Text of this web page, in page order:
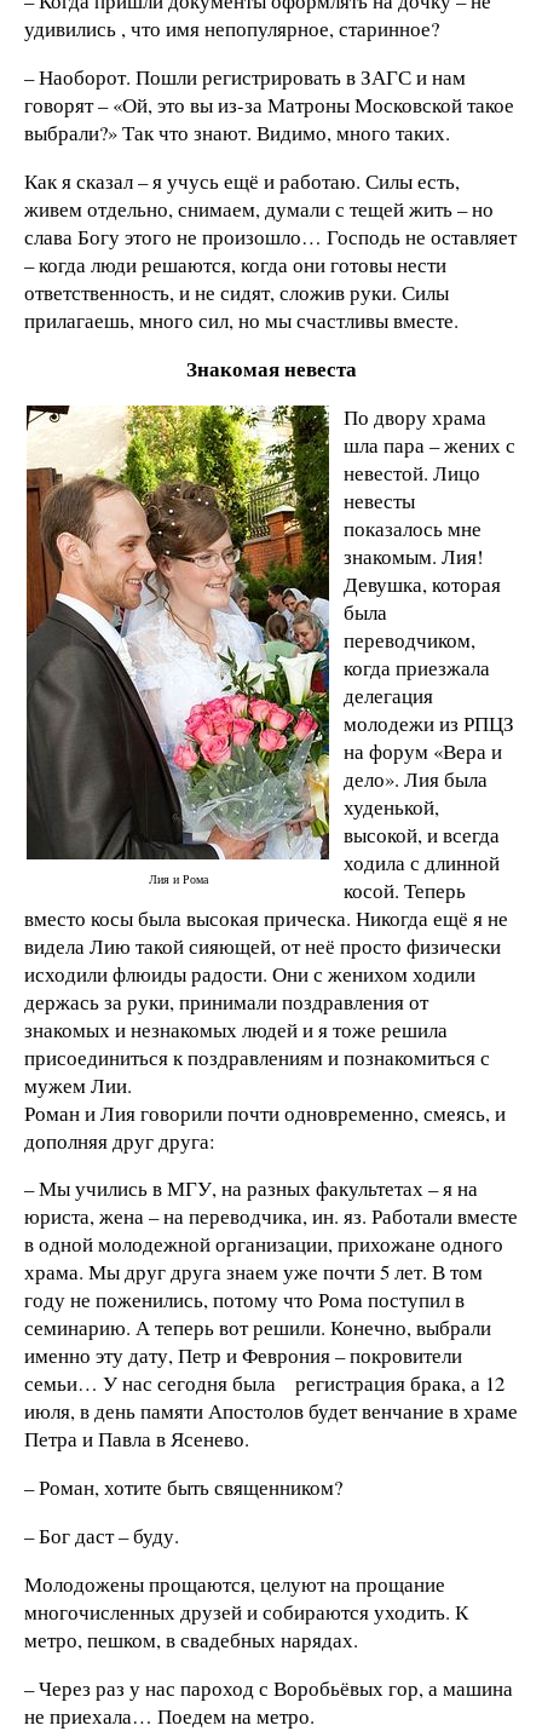
удивились , что имя непопулярное, старинное?
– Наоборот. Пошли регистрировать в ЗАГС и нам
говорят – «Ой, это вы из-за Матроны Московской такое
выбрали?» Так что знают. Видимо, много таких.
Как я сказал – я учусь ещё и работаю. Силы есть,
живем отдельно, снимаем, думали с тещей жить – но
слава Богу этого не произошло… Господь не оставляет
– когда люди решаются, когда они готовы нести
ответственность, и не сидят, сложив руки. Силы
прилагаешь, много сил, но мы счастливы вместе.
Знакомая невеста
Лия и Рома
По двору храма
шла пара – жених с
невестой. Лицо
невесты
показалось мне
знакомым. Лия!
Девушка, которая
была
переводчиком,
когда приезжала
делегация
молодежи из РПЦЗ
на форум «Вера и
дело». Лия была
худенькой,
высокой, и всегда
ходила с длинной
косой. Теперь
вместо косы была высокая прическа. Никогда ещё я не
видела Лию такой сияющей, от неё просто физически
исходили флюиды радости. Они с женихом ходили
держась за руки, принимали поздравления от
знакомых и незнакомых людей и я тоже решила
присоединиться к поздравлениям и познакомиться с
мужем Лии.
Роман и Лия говорили почти одновременно, смеясь, и
дополняя друг друга:
– Мы учились в МГУ, на разных факультетах – я на
юриста, жена – на переводчика, ин. яз. Работали вместе
в одной молодежной организации, прихожане одного
храма. Мы друг друга знаем уже почти 5 лет. В том
году не поженились, потому что Рома поступил в
семинарию. А теперь вот решили. Конечно, выбрали
именно эту дату, Петр и Феврония – покровители
семьи… У нас сегодня была регистрация брака, а 12
июля, в день памяти Апостолов будет венчание в храме
Петра и Павла в Ясенево.
– Роман, хотите быть священником?
– Бог даст – буду.
Молодожены прощаются, целуют на прощание
многочисленных друзей и собираются уходить. К
метро, пешком, в свадебных нарядах.
– Через раз у нас пароход с Воробьёвых гор, а машина
не приехала… Поедем на метро.